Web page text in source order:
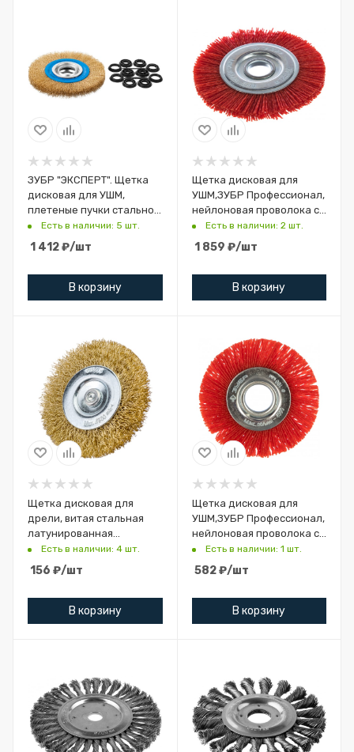
ЗУБР "ЭКСПЕРТ". Щетка
дисковая для УШМ,
плетеные пучки стальной
проволоки 0,5мм,
150х22мм
Есть в наличии: 5 шт.
1 412₽/шт
В корзину
Щетка дисковая для
УШМ,ЗУБР Профессионал,
нейлоновая проволока с
абразивным покрытием,
150х22мм
Есть в наличии: 2 шт.
1 859 ₽/шт
В корзину
Щетка дисковая для
дрели, витая стальная
латунированная
проволока
0,3мм,d=75,MIRAX 35145-
075
Есть в наличии: 4 шт.
156 ₽/шт
В корзину
Щетка дисковая для
УШМ,ЗУБР Профессионал,
нейлоновая проволока с
абразивным покрытием,
100х22мм
Есть в наличии: 1 шт.
582₽/шт
В корзину